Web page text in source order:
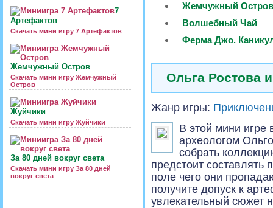
7
Артефактов
Скачать мини игру 7 Артефактов
Жемчужный Остров
Скачать мини игру Жемчужный
Остров
Жуйчики
Скачать мини игру Жуйчики
За 80 дней вокруг света
Скачать мини игру За 80 дней
вокруг света
Жемчужный Остров
Волшебный Чай
Ферма Джо.
Ольга Ростова
Жанр игры:
В этой мини игре
археологом
собрать
предстоит составлять
поле чего они
получите допуск к
увлекательный сюжет